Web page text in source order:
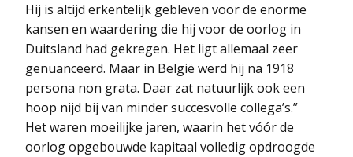
Hij is altijd erkentelijk gebleven voor de enorme
kansen en waardering die hij voor de oorlog in
Duitsland had gekregen. Het ligt allemaal zeer
genuanceerd. Maar in België werd hij na 1918
persona non grata. Daar zat natuurlijk ook een
hoop nijd bij van minder succesvolle collega’s.”
Het waren moeilijke jaren, waarin het vóór de
oorlog opgebouwde kapitaal volledig opdroogde